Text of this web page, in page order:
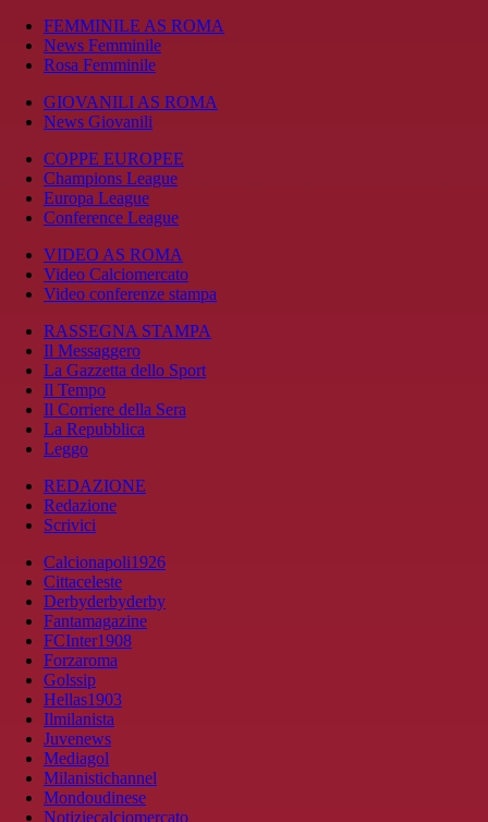
FEMMINILE AS ROMA
News Femminile
Rosa Femminile
GIOVANILI AS ROMA
News Giovanili
COPPE EUROPEE
Champions League
Europa League
Conference League
VIDEO AS ROMA
Video Calciomercato
Video conferenze stampa
RASSEGNA STAMPA
Il Messaggero
La Gazzetta dello Sport
Il Tempo
Il Corriere della Sera
La Repubblica
Leggo
REDAZIONE
Redazione
Scrivici
Calcionapoli1926
Cittaceleste
Derbyderbyderby
Fantamagazine
FCInter1908
Forzaroma
Golssip
Hellas1903
Ilmilanista
Juvenews
Mediagol
Milanistichannel
Mondoudinese
Notiziecalciomercato